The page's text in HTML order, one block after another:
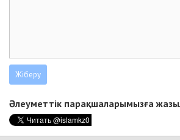
Әлеуметтік парақшаларымызға